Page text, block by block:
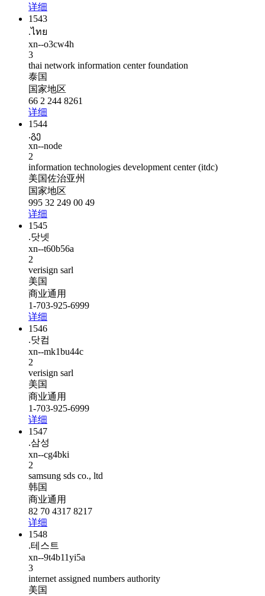
详细
1543
.ไทย
xn--o3cw4h
3
thai network information center foundation
泰国
国家地区
66 2 244 8261
详细
1544
.გე
xn--node
2
information technologies development center (itdc)
美国佐治亚州
国家地区
995 32 249 00 49
详细
1545
.닷넷
xn--t60b56a
2
verisign sarl
美国
商业通用
1-703-925-6999
详细
1546
.닷컴
xn--mk1bu44c
2
verisign sarl
美国
商业通用
1-703-925-6999
详细
1547
.삼성
xn--cg4bki
2
samsung sds co., ltd
韩国
商业通用
82 70 4317 8217
详细
1548
.테스트
xn--9t4b11yi5a
3
internet assigned numbers authority
美国